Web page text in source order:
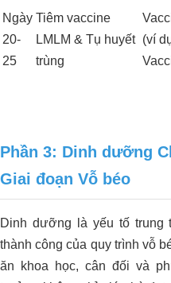
Ngày
20-
25
Tiêm vaccine
LMLM & Tụ huyết
trùng
(ví
Phần 3: Dinh dưỡng
Giai đoạn Vỗ béo
Dinh dưỡng là yếu tố trung
thành công của quy trình vỗ
ăn khoa học, cân đối và